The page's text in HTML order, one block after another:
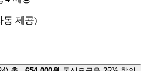
동 제공)